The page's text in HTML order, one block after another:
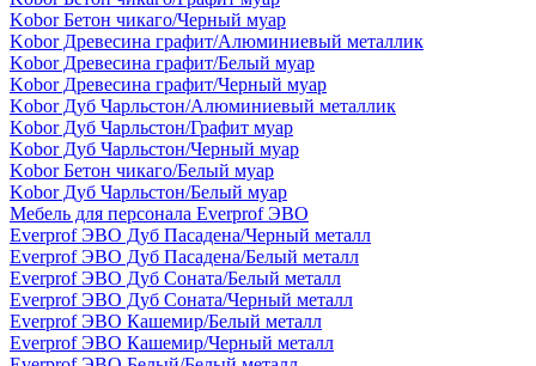
Kobor Бетон чикаго/Черный муар
Kobor Древесина графит/Алюминиевый металлик
Kobor Древесина графит/Белый муар
Kobor Древесина графит/Черный муар
Kobor Дуб Чарльстон/Алюминиевый металлик
Kobor Дуб Чарльстон/Графит муар
Kobor Дуб Чарльстон/Черный муар
Kobor Бетон чикаго/Белый муар
Kobor Дуб Чарльстон/Белый муар
Мебель для персонала Everprof ЭВО
Everprof ЭВО Дуб Пасадена/Черный металл
Everprof ЭВО Дуб Пасадена/Белый металл
Everprof ЭВО Дуб Соната/Белый металл
Everprof ЭВО Дуб Соната/Черный металл
Everprof ЭВО Кашемир/Белый металл
Everprof ЭВО Кашемир/Черный металл